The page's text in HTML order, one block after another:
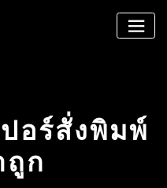
อร์สั่งพิมพ์
ถูก